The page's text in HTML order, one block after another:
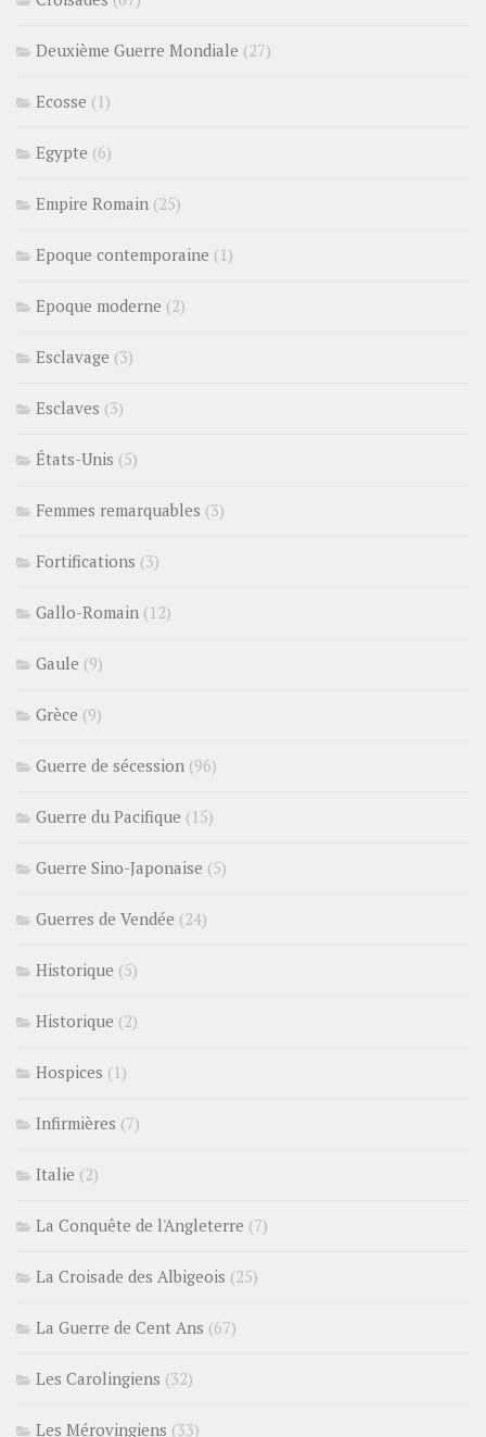
Deuxième Guerre Mondiale (27)
Ecosse (1)
Egypte (6)
Empire Romain (25)
Epoque contemporaine (1)
Epoque moderne (2)
Esclavage (3)
Esclaves (3)
États-Unis (5)
Femmes remarquables (3)
Fortifications (3)
Gallo-Romain (12)
Gaule (9)
Grèce (9)
Guerre de sécession (96)
Guerre du Pacifique (15)
Guerre Sino-Japonaise (5)
Guerres de Vendée (24)
Historique (5)
Historique (2)
Hospices (1)
Infirmières (7)
Italie (2)
La Conquête de l'Angleterre (7)
La Croisade des Albigeois (25)
La Guerre de Cent Ans (67)
Les Carolingiens (32)
Les Mérovingiens (33)